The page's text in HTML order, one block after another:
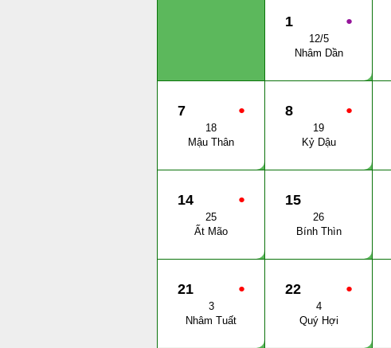
●
1
12/5
Nhâm Dần
●
7
18
Mậu Thân
●
8
19
Kỷ Dậu
●
14
25
Ất Mão
15
26
Bính Thìn
●
21
3
Nhâm Tuất
●
22
4
Quý Hợi